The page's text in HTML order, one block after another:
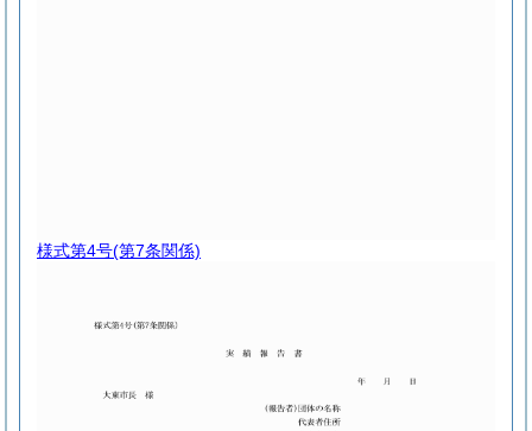
様式第4号(第7条関係)